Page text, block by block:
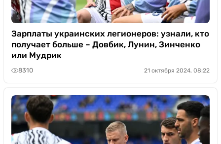
Зарплаты украинских легионеров: узнали, кто
получает больше – Довбик, Лунин, Зинченко
или Мудрик
8310 21 октября 2024, 08:22